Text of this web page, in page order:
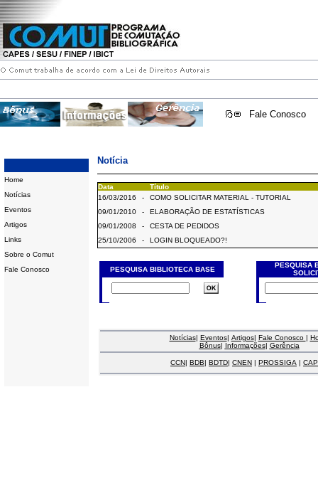
Fale Conosco
Home
Notícias
Eventos
Artigos
Links
Sobre o Comut
Fale Conosco
Notícia
Data
Título
16/03/2016
-
COMO SOLICITAR MATERIAL - TUTORIAL
09/01/2010
-
ELABORAÇÃO DE ESTATÍSTICAS
09/01/2008
-
CESTA DE PEDIDOS
25/10/2006
- LOGIN BLOQUEADO?!
PESQUISA BIBLIOTECA BASE
PESQUISA
Notícias| Eventos| Artigos| Fale Conosco |
Bônus| Informações| Gerência
CCN| BDB| BDTD| CNEN | PROSSIGA |